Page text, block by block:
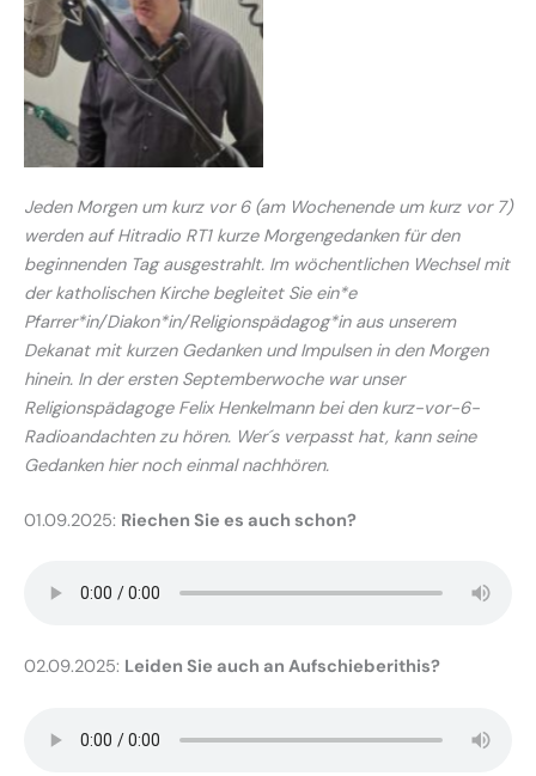
Jeden Morgen um kurz vor 6 (am Wochenende um kurz vor 7)
werden auf Hitradio RT1 kurze Morgengedanken für den
beginnenden Tag ausgestrahlt. Im wöchentlichen Wechsel mit
der katholischen Kirche begleitet Sie ein*e
Pfarrer*in/Diakon*in/Religionspädagog*in aus unserem
Dekanat mit kurzen Gedanken und Impulsen in den Morgen
hinein. In der ersten Septemberwoche war unser
Religionspädagoge Felix Henkelmann bei den kurz-vor-6-
Radioandachten zu hören. Wer´s verpasst hat, kann seine
Gedanken hier noch einmal nachhören.
01.09.2025: Riechen Sie es auch schon?
02.09.2025: Leiden Sie auch an Aufschieberithis?